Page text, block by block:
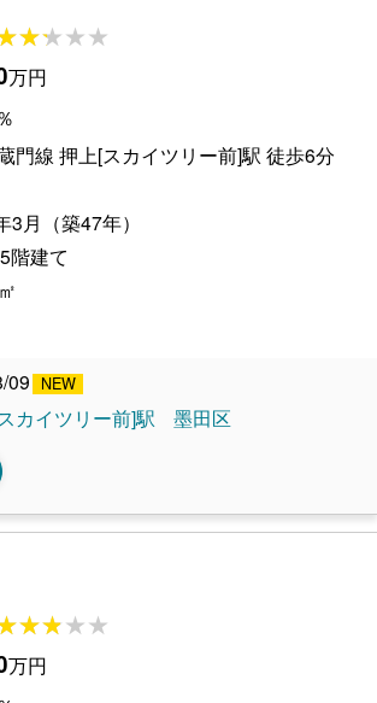
万円
％
門線 押上[スカイツリー前]駅 徒歩6分
3月（築47年）
階建て
09
カイツリー前]駅 墨田区
万円